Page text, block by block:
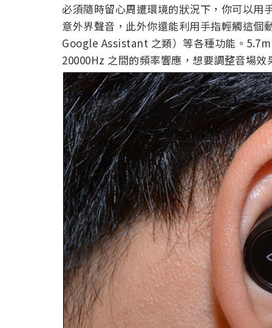
必須隨時留心周遭環境的狀況下，你可以用
意外界聲音，此外你還能利用手指輕觸這
Google Assistant 之類）等各種功能。
20000Hz 之間的頻率響應，想要調整音場